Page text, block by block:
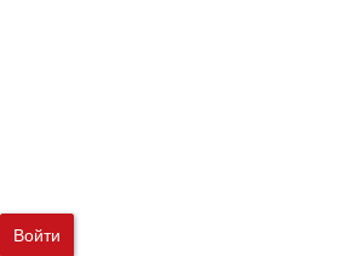
Войти